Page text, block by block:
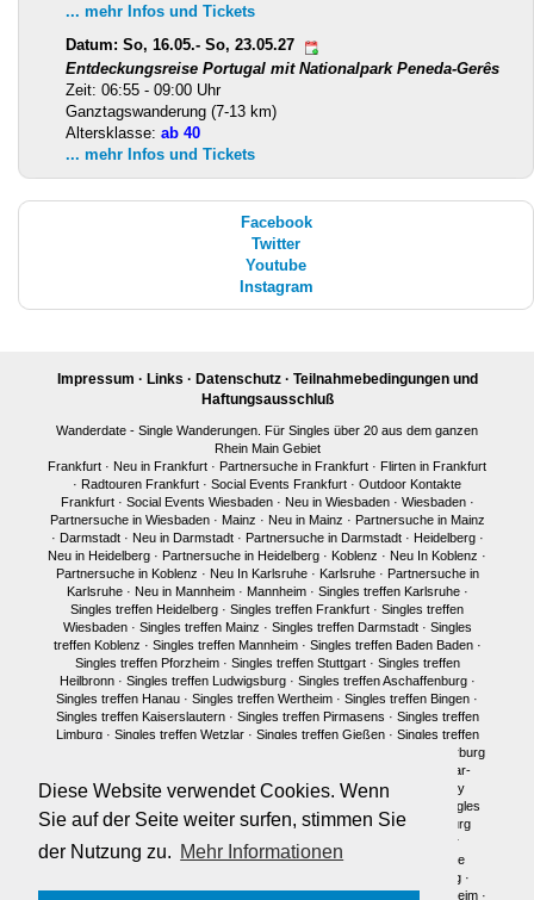
Diese Website verwendet Cookies. Wenn
Sie auf der Seite weiter surfen, stimmen Sie
der Nutzung zu. Mehr Informationen
... mehr Infos und Tickets
Datum: So, 16.05.- So, 23.05.27
Entdeckungsreise Portugal mit Nationalpark Peneda-Gerês
Zeit: 06:55 - 09:00 Uhr
Ganztagswanderung (7-13 km)
Altersklasse: ab 40
... mehr Infos und Tickets
Facebook
Twitter
Youtube
Instagram
Impressum · Links · Datenschutz· Teilnahmebedingungen und
Haftungsausschluß
Wanderdate - Single Wanderungen. Für Singles über 20 aus dem ganzen
Rhein Main Gebiet
Frankfurt · Neu in Frankfurt · Partnersuche in Frankfurt · Flirten in Frankfurt
· Radtouren Frankfurt · Social Events Frankfurt · Outdoor Kontakte
Frankfurt· Social Events Wiesbaden· Neu in Wiesbaden· Wiesbaden·
Partnersuche in Wiesbaden· Mainz · Neu in Mainz · Partnersuche in Mainz
· Darmstadt· Neu in Darmstadt· Partnersuche in Darmstadt· Heidelberg·
Neu in Heidelberg · Partnersuche in Heidelberg · Koblenz · Neu In Koblenz ·
Partnersuche in Koblenz · Neu In Karlsruhe· Karlsruhe· Partnersuche in
Karlsruhe· Neu in Mannheim· Mannheim· Singles treffen Karlsruhe·
Singles treffen Heidelberg · Singles treffen Frankfurt · Singles treffen
Wiesbaden· Singles treffen Mainz · Singles treffen Darmstadt· Singles
treffen Koblenz · Singles treffen Mannheim· Singles treffen Baden Baden·
Singles treffen Pforzheim· Singles treffen Stuttgart· Singles treffen
Heilbronn· Singles treffen Ludwigsburg· Singles treffen Aschaffenburg·
Singles treffen Hanau · Singles treffen Wertheim · Singles treffen Bingen ·
Singles treffen Kaiserslautern· Singles treffen Pirmasens · Singles treffen
Limburg· Singles treffen Wetzlar· Singles treffen Gießen· Singles treffen
Singles treffen Marburg
Singles treffen Idar-
Oberstein·Neu in München·Singles treffen München·
Single Party
Singles
treffen Berlin ·Single Party Berlin· Singles Berlin ·Singles Regensburg
Single Männer Frankfurt
Single Frauen Frankfurt
Single Männer
Darmstadt· Single Frauen Darmstadt·Single Männer Mainz
Single
Single Frauen Heidelberg ·
Single Frauen·Single Männer·Singles in Karlsruhe·Singles in Mannheim ·